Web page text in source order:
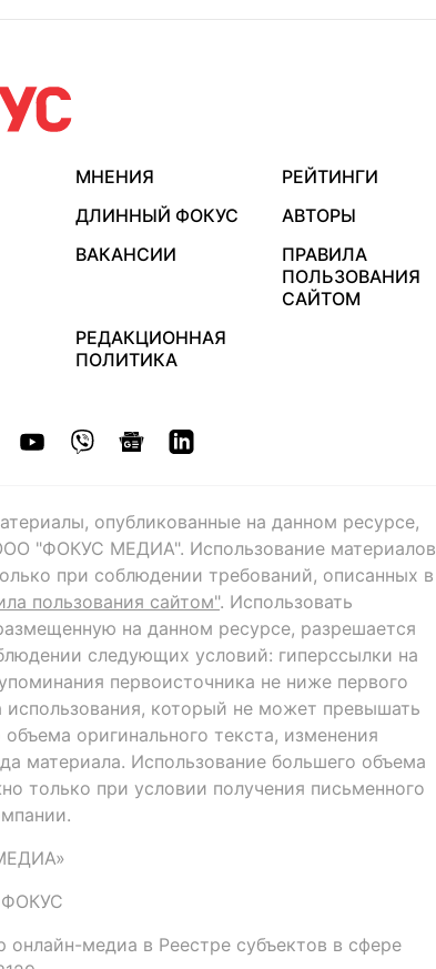
МНЕНИЯ
РЕЙТИНГИ
ДЛИННЫЙ ФОКУС
АВТОРЫ
ВАКАНСИИ
ПРАВИЛА
ПОЛЬЗОВАНИЯ
САЙТОМ
РЕДАКЦИОННАЯ
ПОЛИТИКА
опубликованные на данном ресурсе,
"ФОКУС МЕДИА". Использование материалов
при соблюдении требований, описанных в
пользования сайтом". Использовать
на данном ресурсе, разрешается
следующих условий: гиперссылки на
первоисточника не ниже первого
использования, который не может превышать
оригинального текста, изменения
материала. Использование большего объема
только при условии получения письменного
ФОКУС
онлайн-медиа в Реестре субъектов в сфере